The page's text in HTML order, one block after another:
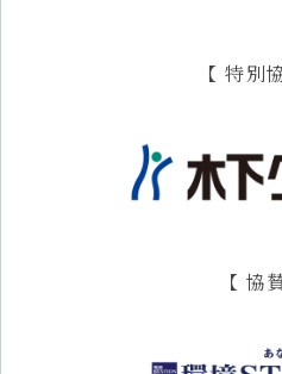
【 特別
【 協